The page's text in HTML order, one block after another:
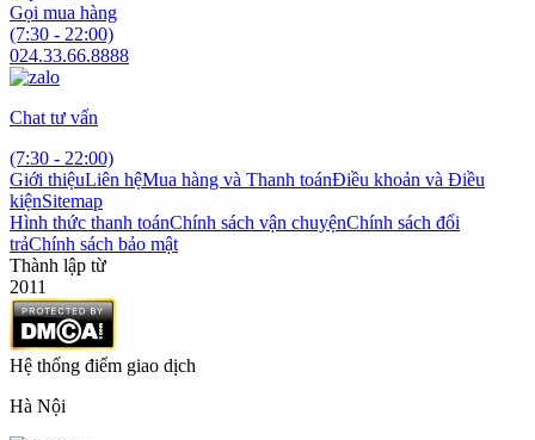
Gọi mua hàng
(7:30 - 22:00)
024.33.66.8888
Chat tư vấn
(7:30 - 22:00)
Giới thiệuLiên hệMua hàng và Thanh toánĐiều khoản và Điều
kiệnSitemap
Hình thức thanh toánChính sách vận chuyệnChính sách đổi
trảChính sách bảo mật
Thành lập từ
2011
Hệ thống điểm giao dịch
Hà Nội